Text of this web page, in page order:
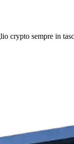
sempre in